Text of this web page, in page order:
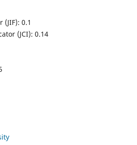
0.1
(JCI): 0.14